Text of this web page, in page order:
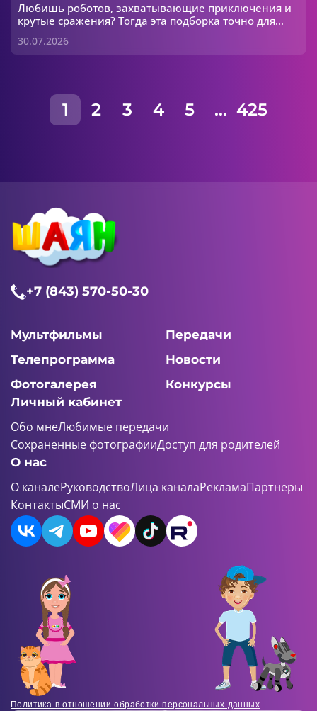
Любишь роботов, захватывающие приключения и
крутые сражения? Тогда эта подборка точно для
30.07.2026
1 2 3 4 5 ... 425
+7 (843) 570-50-30
Мультфильмы
Передачи
Телепрограмма
Новости
Фотогалерея
Конкурсы
Личный кабинет
Обо мнеЛюбимые передачи
Сохраненные фотографииДоступ для родителей
О нас
О каналеРуководствоЛица каналаРекламаПартнеры
КонтактыСМИ о нас
Политика в отношении обработки персональных данных